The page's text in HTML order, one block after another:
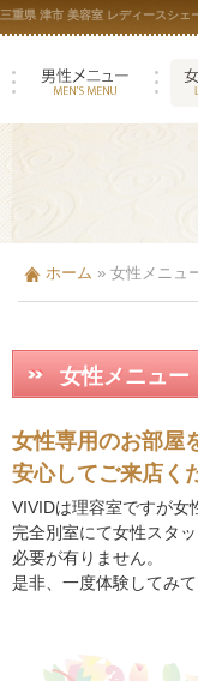
三重県 津市 美容室 レディースシェ
ホーム » 女性メニュ
女性メニュー
女性専用のお部屋
安心してご来店く
VIVIDは理容室ですが女
完全別室にて女性スタ
必要が有りません。
是非、一度体験してみて